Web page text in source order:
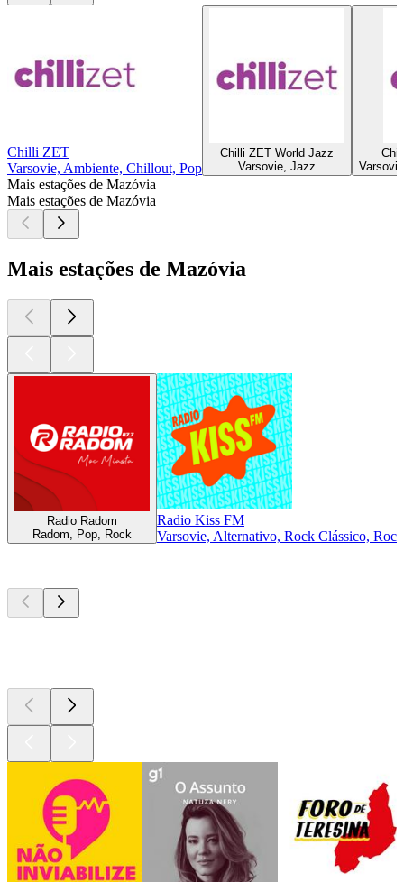
Chilli ZET
Varsovie, Ambiente, Chillout, Pop
Chilli ZET World Jazz
Varsovie, Jazz
Mais estações de Mazóvia
Mais estações de Mazóvia
Mais estações de Mazóvia
Radio Radom
Radom, Pop, Rock
Radio Kiss FM
Varsovie, Alternativo, Rock Clássico, Rock